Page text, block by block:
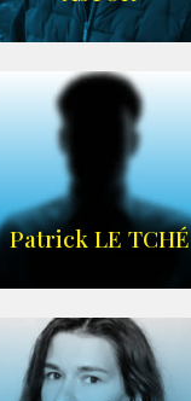
IMDB
Patrick LE TCHÉ